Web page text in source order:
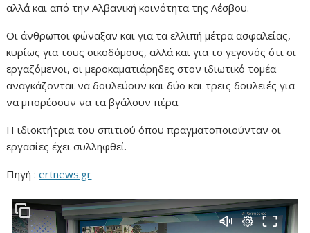
αλλά και από την Αλβανική κοινότητα της Λέσβου.
Οι άνθρωποι φώναξαν και για τα ελλιπή μέτρα ασφαλείας,
κυρίως για τους οικοδόμους, αλλά και για το γεγονός ότι οι
εργαζόμενοι, οι μεροκαματιάρηδες στον ιδιωτικό τομέα
αναγκάζονται να δουλεύουν και δύο και τρεις δουλειές για
να μπορέσουν να τα βγάλουν πέρα.
Η ιδιοκτήτρια του σπιτιού όπου πραγματοποιούνταν οι
εργασίες έχει συλληφθεί.
Πηγή :ertnews.gr